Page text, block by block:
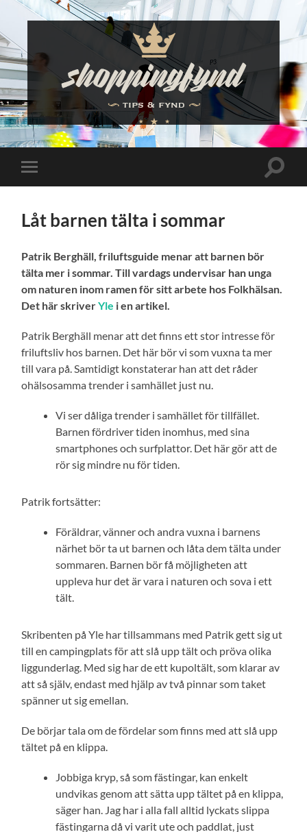
Shoppingfynd
Slå
på/av
Slå
Låt barnen tälta i sommar
Patrik Berghäll, friluftsguide menar att barnen bör
tälta mer i sommar. Till vardags undervisar han unga
om naturen inom ramen för sitt arbete hos Folkhälsan.
Det här skriverYle i en artikel.
Patrik Berghäll menar att det finns ett stor intresse för
friluftsliv hos barnen. Det här bör vi som vuxna ta mer
till vara på. Samtidigt konstaterar han att det råder
ohälsosamma trender i samhället just nu.
Vi ser dåliga trender i samhället för tillfället.
Barnen fördriver tiden inomhus, med sina
smartphones och surfplattor. Det här gör att de
rör sig mindre nu för tiden.
Patrik fortsätter:
Föräldrar, vänner och andra vuxna i barnens
närhet bör ta ut barnen och låta dem tälta under
sommaren. Barnen bör få möjligheten att
uppleva hur det är vara i naturen och sova i ett
tält.
Skribenten på Yle har tillsammans med Patrik gett sig ut
till en campingplats för att slå upp tält och pröva olika
liggunderlag. Med sig har de ett kupoltält, som klarar av
att så själv, endast med hjälp av två pinnar som taket
spänner ut sig emellan.
De börjar tala om de fördelar som finns med att slå upp
tältet på en klippa.
Jobbiga kryp, så som fästingar, kan enkelt
undvikas genom att sätta upp tältet på en klippa,
säger han. Jag har i alla fall alltid lyckats slippa
fästingarna då vi varit ute och paddlat, just